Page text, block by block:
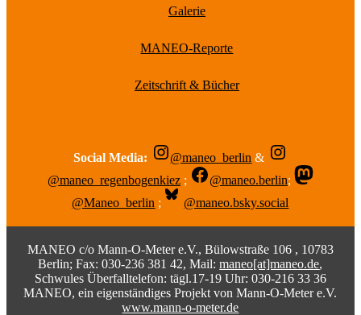
Galerie
MANEO-Reporte
Zeitschrift & Bücher
Social Media: @maneo_berlin &
@maneo_regenbogenkiez ; @maneo.berlin;
@Maneo_berlin ; @maneo.bsky.social
MANEO c/o Mann-O-Meter e.V., Bülowstraße 106 , 10783
Berlin; Fax: 030-236 381 42, Mail:maneo[at]maneo.de,
Schwules Überfalltelefon: tägl.17-19 Uhr: 030-216 33 36
MANEO, ein eigenständiges Projekt von Mann-O-Meter e.V.
www.mann-o-meter.de